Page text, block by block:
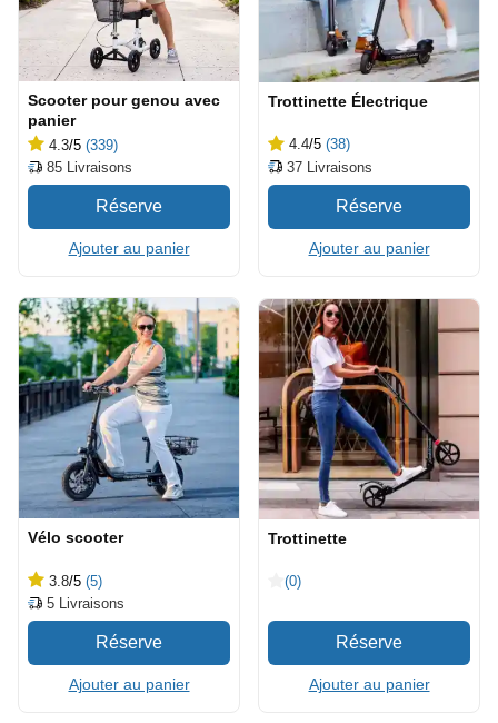
Scooter pour genou avec
panier
4.3/5 (339)
85 Livraisons
Ajouter au panier
Trottinette Électrique
4.4/5 (38)
37 Livraisons
Ajouter au panier
Vélo scooter
3.8/5 (5)
5 Livraisons
Ajouter au panier
Trottinette
(0)
Ajouter au panier